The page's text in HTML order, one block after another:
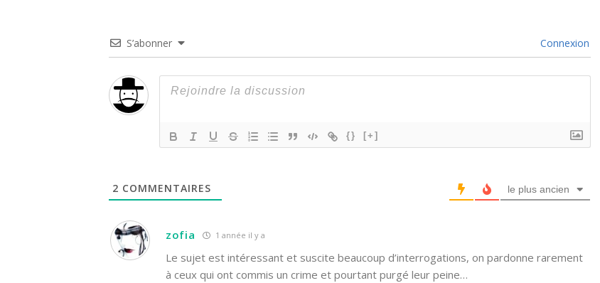
S’abonner Connexion
{} [+]
2 COMMENTAIRES le plus ancien
zofia 1 année il y a
Le sujet est intéressant et suscite beaucoup d’interrogations, on pardonne rarement
à ceux qui ont commis un crime et pourtant purgé leur peine…